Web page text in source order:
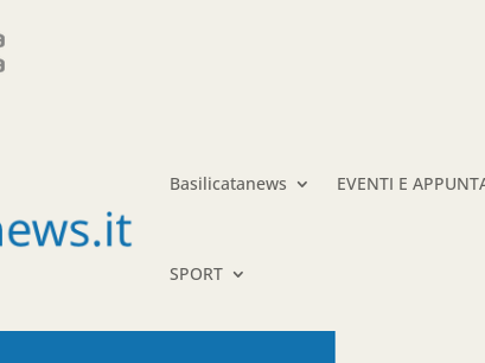
Basilicatanews EVENTI E
SPORT